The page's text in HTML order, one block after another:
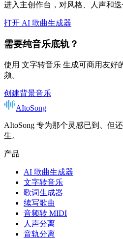
进入主创作台，对风格、人声和迭
打开 AI 歌曲生成器
需要纯音乐底轨？
使用 文字转音乐 生成可商用友好
频。
创建背景音乐
AItoSong
AItoSong 专为那个灵感已到、但
生。
产品
AI 歌曲生成器
文字转音乐
歌词生成器
续写歌曲
音频转 MIDI
人声分离
音轨分离